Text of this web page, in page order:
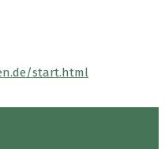
start.html